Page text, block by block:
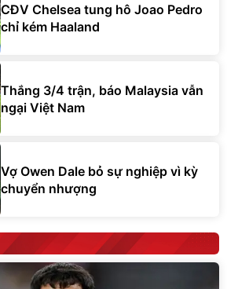
CĐV Chelsea tung hô Joao Pedro
chỉ kém Haaland
Thắng 3/4 trận, báo Malaysia vẫn
ngại Việt Nam
Vợ Owen Dale bỏ sự nghiệp vì kỳ
chuyển nhượng